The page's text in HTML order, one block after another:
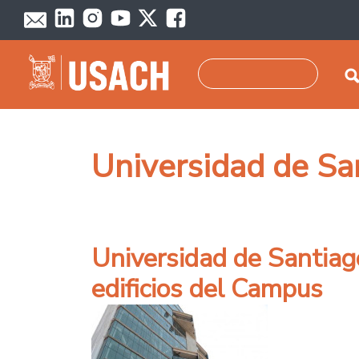
Pasar al contenido principal
Universidad de
Universidad de
edificios del Campus